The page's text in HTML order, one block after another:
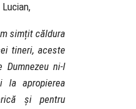
simțit căldura
tineri, aceste
ni-l
la apropierea
și pentru